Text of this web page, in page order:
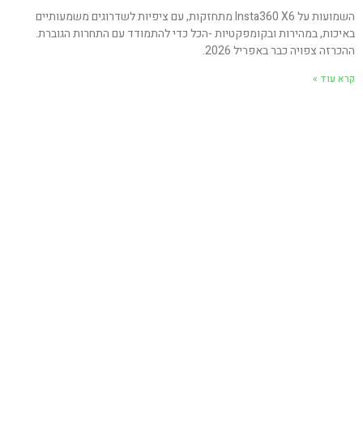
השמועות על Insta360 X6 מתחזקות, עם ציפיות לשדרוגים משמעותיים
באיכות, במהירות ובקומפקטיות -הכל כדי להתמודד עם התחרות הגוברת.
ההכרזה צפויה כבר באפריל 2026.
קרא עוד »